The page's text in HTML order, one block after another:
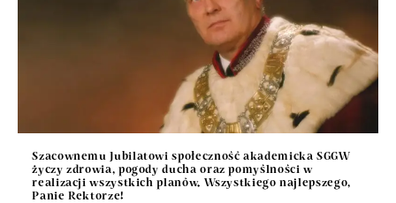
Szacownemu Jubilatowi społeczność akademicka SGGW
życzy zdrowia, pogody ducha oraz pomyślności w
realizacji wszystkich planów. Wszystkiego najlepszego,
Panie Rektorze!